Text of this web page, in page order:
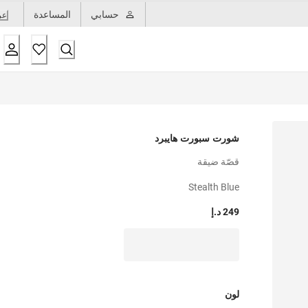
حسابي المساعدة
شورت سبورت هايبرد
قصّة ضيقة
Stealth Blue
249 د.إ
لون